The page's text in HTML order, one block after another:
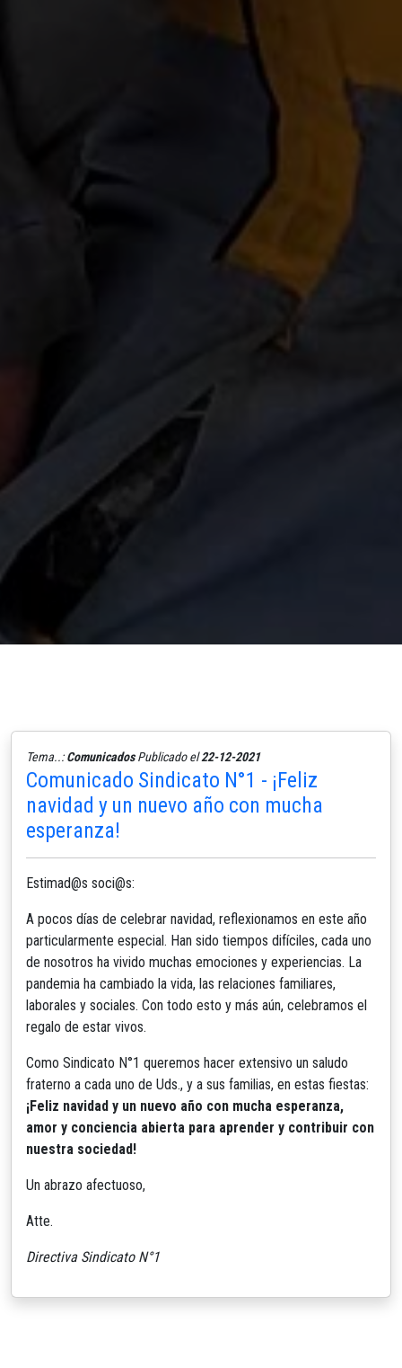
Tema..:ComunicadosPublicado el22-12-2021
Comunicado Sindicato N°1 - ¡Feliz
navidad y un nuevo año con mucha
esperanza!
Estimad@s soci@s:
A pocos días de celebrar navidad, reflexionamos en este año
particularmente especial. Han sido tiempos difíciles, cada uno
de nosotros ha vivido muchas emociones y experiencias. La
pandemia ha cambiado la vida, las relaciones familiares,
laborales y sociales. Con todo esto y más aún, celebramos el
regalo de estar vivos.
Como Sindicato N°1 queremos hacer extensivo un saludo
fraterno a cada uno de Uds., y a sus familias, en estas fiestas:
¡Feliz navidad y un nuevo año con mucha esperanza,
amor y conciencia abierta para aprender y contribuir con
nuestra sociedad!
Un abrazo afectuoso,
Atte.
Directiva Sindicato N°1